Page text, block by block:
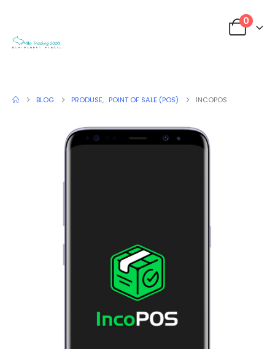
0
BLOG PRODUSE, POINT OF SALE (POS) INCOPOS